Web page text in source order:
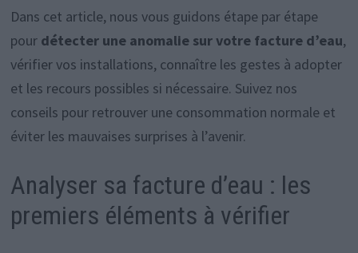
Dans cet article, nous vous guidons étape par étape
pour détecter une anomalie sur votre facture d’eau,
vérifier vos installations, connaître les gestes à adopter
et les recours possibles si nécessaire. Suivez nos
conseils pour retrouver une consommation normale et
éviter les mauvaises surprises à l’avenir.
Analyser sa facture d’eau : les
premiers éléments à vérifier